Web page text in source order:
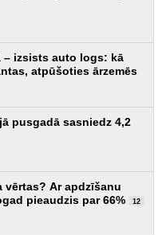
– izsists auto logs: kā
atpūšoties ārzemēs
pusgadā sasniedz 4,2
vērtas? Ar apdzīšanu
pieaudzis par 66%
12